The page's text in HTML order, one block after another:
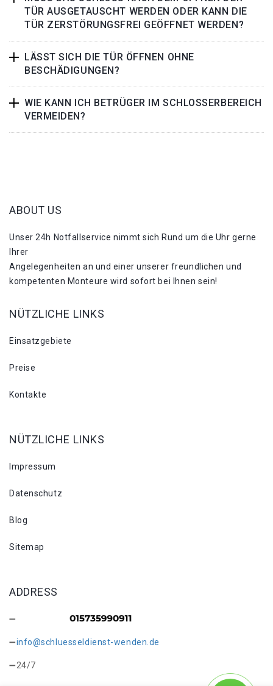
TÜR AUSGETAUSCHT WERDEN ODER KANN DIE
TÜR ZERSTÖRUNGSFREI GEÖFFNET WERDEN?
LÄSST SICH DIE TÜR ÖFFNEN OHNE
BESCHÄDIGUNGEN?
WIE KANN ICH BETRÜGER IM SCHLOSSERBEREICH
VERMEIDEN?
ABOUT US
Unser 24h Notfallservice nimmt sich Rund um die Uhr gerne
Ihrer
Angelegenheiten an und einer unserer freundlichen und
kompetenten Monteure wird sofort bei Ihnen sein!
NÜTZLICHE LINKS
Einsatzgebiete
Preise
Kontakte
NÜTZLICHE LINKS
Impressum
Datenschutz
Blog
Sitemap
ADDRESS
info@schluesseldienst-wenden.de
24/7